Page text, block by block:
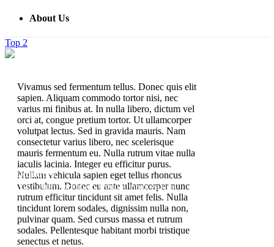
About Us
Top
Blockquotes
Sed tincidunt pretium ligula, non varius
Vivamus sed fermentum tellus. Donec quis elit
sapien. Aliquam commodo tortor nisi, nec
varius mi finibus at. In nulla libero, dictum vel
orci at, congue pretium tortor. Ut ullamcorper
volutpat lectus. Sed in gravida mauris. Nam
consectetur varius libero, nec scelerisque
mauris fermentum eu. Nulla rutrum vitae nulla
iaculis lacinia. Integer eu efficitur purus.
Nullam vehicula sapien eget tellus rhoncus
vestibulum. Donec eu ante ullamcorper nunc
rutrum efficitur tincidunt sit amet felis. Nulla
tincidunt lorem sodales, dignissim nulla non,
pulvinar quam. Sed cursus massa et rutrum
sodales. Pellentesque habitant morbi tristique
senectus et netus.